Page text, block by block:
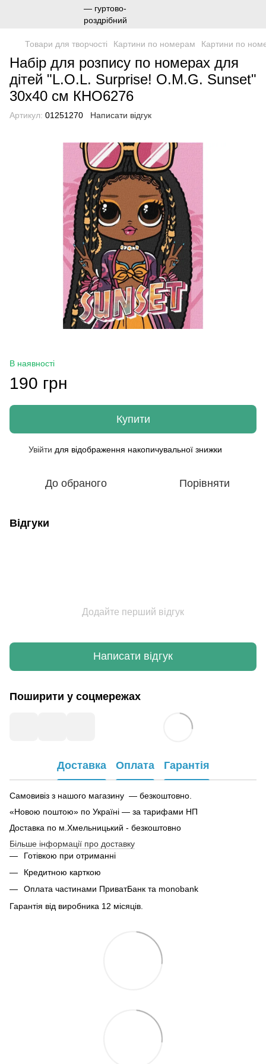
Товари для творчості Картини по номерам Картини по
Набір для розпису по номерах для
дітей "L.O.L. Surprise! O.M.G. Sunset"
30х40 см КНО6276
Артикул: 01251270 Написати відгук
В наявності
190 грн
Купити
Увійти для відображення накопичувальної знижки
До обраного Порівняти
Відгуки
Додайте перший відгук
Написати відгук
Поширити у соцмережах
Доставка Оплата Гарантія
Самовивіз з нашого магазину — безкоштовно.
«Новою поштою» по Україні — за тарифами НП
Доставка по м.Хмельницький - безкоштовно
Більше інформації про доставку
Готівкою при отриманні
Кредитною карткою
Оплата частинами ПриватБанк та monobank
Гарантія від виробника 12 місяців.